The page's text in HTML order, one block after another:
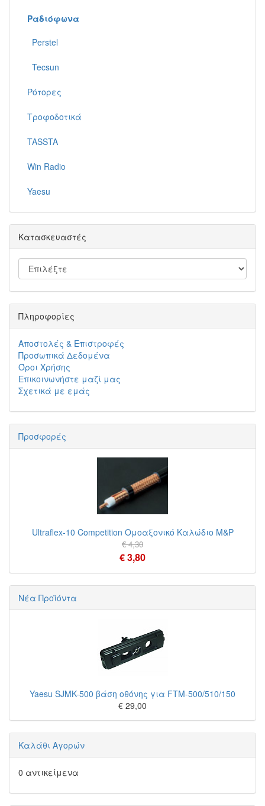
Ραδιόφωνα
Perstel
Tecsun
Ρότορες
Τροφοδοτικά
TASSTA
Win Radio
Yaesu
Κατασκευαστές
Πληροφορίες
Αποστολές & Επιστροφές
Προσωπικά Δεδομένα
Όροι Χρήσης
Επικοινωνήστε μαζί μας
Σχετικά με εμάς
Προσφορές
Ultraflex-10 Competition Ομοαξονικό Καλώδιο M&P
€ 4,30
€ 3,80
Νέα Προϊόντα
Yaesu SJMK-500 βάση οθόνης για FTM-500/510/150
€ 29,00
Καλάθι Αγορών
0 αντικείμενα